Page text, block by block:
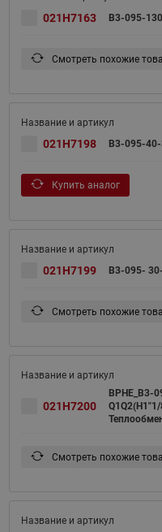
021H7163 B3-095-
Смотреть похожие
021H7198 B3-095-
Купить аналог
021H7199 B3-095-
Смотреть похожие
021H7200
BPHE_B3-
Смотреть похожие